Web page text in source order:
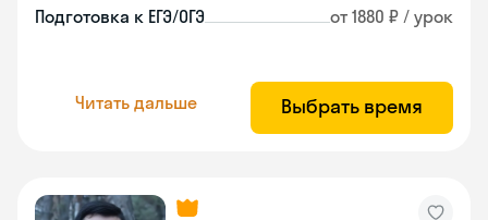
Подготовка к ЕГЭ/ОГЭ от 1880 ₽ / урок
Читать дальше Выбрать время